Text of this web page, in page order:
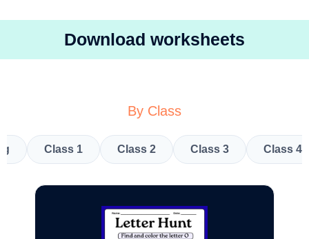
Download worksheets
By Class
Class 1 Class 2 Class 3 Class 4